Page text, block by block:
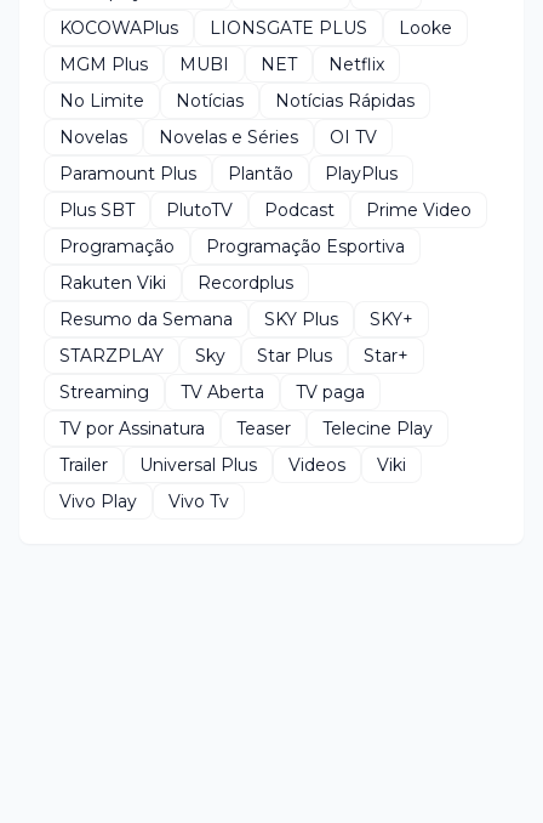
KOCOWAPlus
LIONSGATE PLUS
Looke
MGM Plus
MUBI NET
Netflix
No Limite
Notícias
Notícias Rápidas
Novelas
Novelas e Séries
OI TV
Paramount Plus
Plantão
PlayPlus
Plus SBT
PlutoTV Podcast
Prime Video
Programação
Programação Esportiva
Rakuten Viki
Recordplus
Resumo da Semana
SKY Plus
SKY+
STARZPLAY
Sky Star Plus
Star+
Streaming
TV Aberta
TV paga
TV por Assinatura
Teaser
Telecine Play
Trailer
Universal Plus Videos
Viki
Vivo Play
Vivo Tv